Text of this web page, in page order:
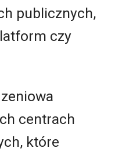
publicznych,
czy
centrach
które